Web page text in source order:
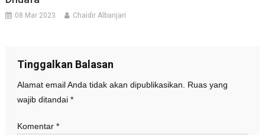
08 Mar 2023 Chaidir Albanjari
Tinggalkan Balasan
Alamat email Anda tidak akan dipublikasikan. Ruas yang
wajib ditandai *
Komentar *